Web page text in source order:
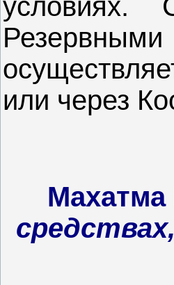
условиях.
или через
Махатма